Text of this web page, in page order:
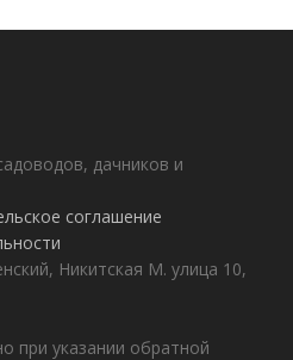
дачников и
соглашение
Никитская М. улица 10,
при указании обратной